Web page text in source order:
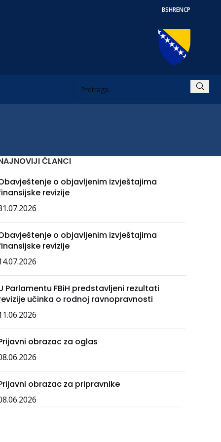
BSHRENСР
ČLANCI
o objavljenim izvještajima
revizije
o objavljenim izvještajima
revizije
Parlamentu FBiH predstavljeni rezultati
učinka o rodnoj ravnopravnosti
obrazac za oglas
obrazac za pripravnike